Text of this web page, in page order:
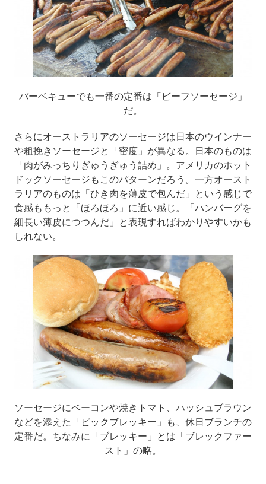
バーベキューでも一番の定番は「ビーフソーセージ」
だ。
さらにオーストラリアのソーセージは日本のウインナー
や粗挽きソーセージと「密度」が異なる。日本のものは
「肉がみっちりぎゅうぎゅう詰め」。アメリカのホット
ドックソーセージもこのパターンだろう。一方オースト
ラリアのものは「ひき肉を薄皮で包んだ」という感じで
食感ももっと「ほろほろ」に近い感じ。「ハンバーグを
細長い薄皮につつんだ」と表現すればわかりやすいかも
しれない。
ソーセージにベーコンや焼きトマト、ハッシュブラウン
などを添えた「ビックブレッキー」も、休日ブランチの
定番だ。ちなみに「ブレッキー」とは「ブレックファー
スト」の略。